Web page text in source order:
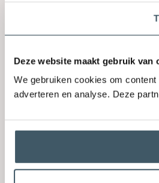
Deze website maakt gebruik van
We gebruiken cookies om
adverteren en analyse. Deze